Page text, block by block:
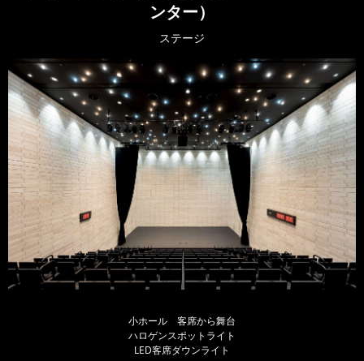
ンター）
ステージ
小ホール 客席から舞台
ハロゲンスポットライト
LED客席ダウンライト